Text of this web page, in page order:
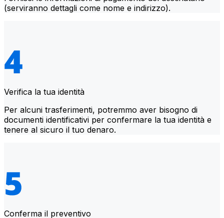
(serviranno dettagli come nome e indirizzo).
Verifica la tua identità
Per alcuni trasferimenti, potremmo aver bisogno di
documenti identificativi per confermare la tua identità e
tenere al sicuro il tuo denaro.
Conferma il preventivo